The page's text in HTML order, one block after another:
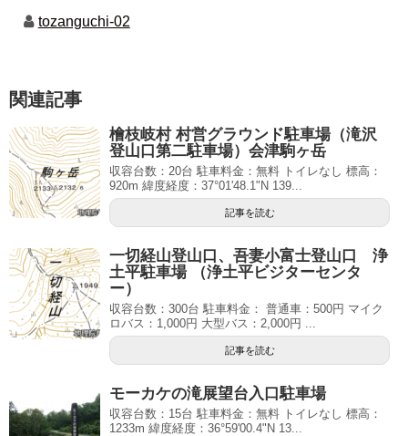
tozanguchi-02
関連記事
檜枝岐村 村営グラウンド駐車場（滝沢
登山口第二駐車場）会津駒ヶ岳
収容台数：20台 駐車料金：無料 トイレなし 標高：
920m 緯度経度：37°01'48.1"N 139...
記事を読む
一切経山登山口、吾妻小富士登山口 浄
土平駐車場 （浄土平ビジターセンタ
ー）
収容台数：300台 駐車料金： 普通車：500円 マイク
ロバス：1,000円 大型バス：2,000円 ...
記事を読む
モーカケの滝展望台入口駐車場
収容台数：15台 駐車料金：無料 トイレなし 標高：
1233m 緯度経度：36°59'00.4"N 13...